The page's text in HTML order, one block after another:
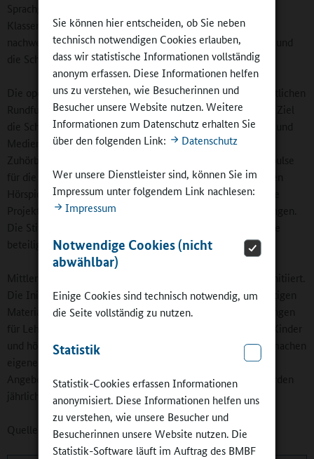
Sie können hier entscheiden, ob Sie neben
technisch notwendigen Cookies erlauben,
dass wir statistische Informationen vollständig
anonym erfassen. Diese Informationen helfen
uns zu verstehen, wie Besucherinnen und
Besucher unsere Website nutzen. Weitere
Informationen zum Datenschutz erhalten Sie
über den folgenden Link:
Datenschutz
Wer unsere Dienstleister sind, können Sie im
Impressum unter folgendem Link nachlesen:
Impressum
Notwendige Cookies (nicht
abwählbar)
Einige Cookies sind technisch notwendig, um
die Seite vollständig zu nutzen.
Statistik
Statistik-Cookies erfassen Informationen
anonymisiert. Diese Informationen helfen uns
zu verstehen, wie unsere Besucher und
Besucherinnen unsere Website nutzen. Die
Statistik-Software läuft im Auftrag des BMBF
Sprachgefühl und eine angenehmere Atmosphäre im
Klassenzimmer durch mehr Achtsamkeit. Zuhörbildung hat
nachweislich einen Mehrwert für den pädagogischen Alltag und
die Schülerinnen und Schüler.
Die operativ tätige Stiftung wurde 2002 von öffentlich-rechtlichen
Rundfunk- und Landesmedienanstalten gegründet mit dem Ziel
die Schlüsselkompetenz des Zuhörens in Kultur, Wirtschaft und
Medien zu fördern. Neben dem umfassendem Material zur
Zuhörbildung sowie dem Fortbildungsangebot setzt sie Impulse
für die Zuhörforschung, informiert zu qualitativ hochwertigen
Hörspielangebote und bietet eine Diskussionsplattform. Ihre
Projekte finanziert sie aus Erlösen und Drittmittelzuwendungen.
Die Stifterhäuser sind nicht an der Finanzierung der Projekte
beteiligt.
Mittlerweile wurden von der Stiftung über 4.500 Hörclubs initiiert.
Die Initiative geht von der Stiftung Zuhören aus, die die nötigen
Materialien zur Durchführung der Hörclubs sowie Fortbildungen
für Lehrkräfte anbietet. Einmal pro Woche treffen sich die Kinder
und hören gemeinsam Hörspiele, spielen Zuhörspiele und machen
eigene Audioaufnahmen. Über die medienpädagogischen
Angebote und medienpraktischen Projekte der Stiftung werden
jährlich über 50.000 Kinder regelmäßig und direkt erreicht.
Quelle: Sächsisches Staatsministerium für Kultus